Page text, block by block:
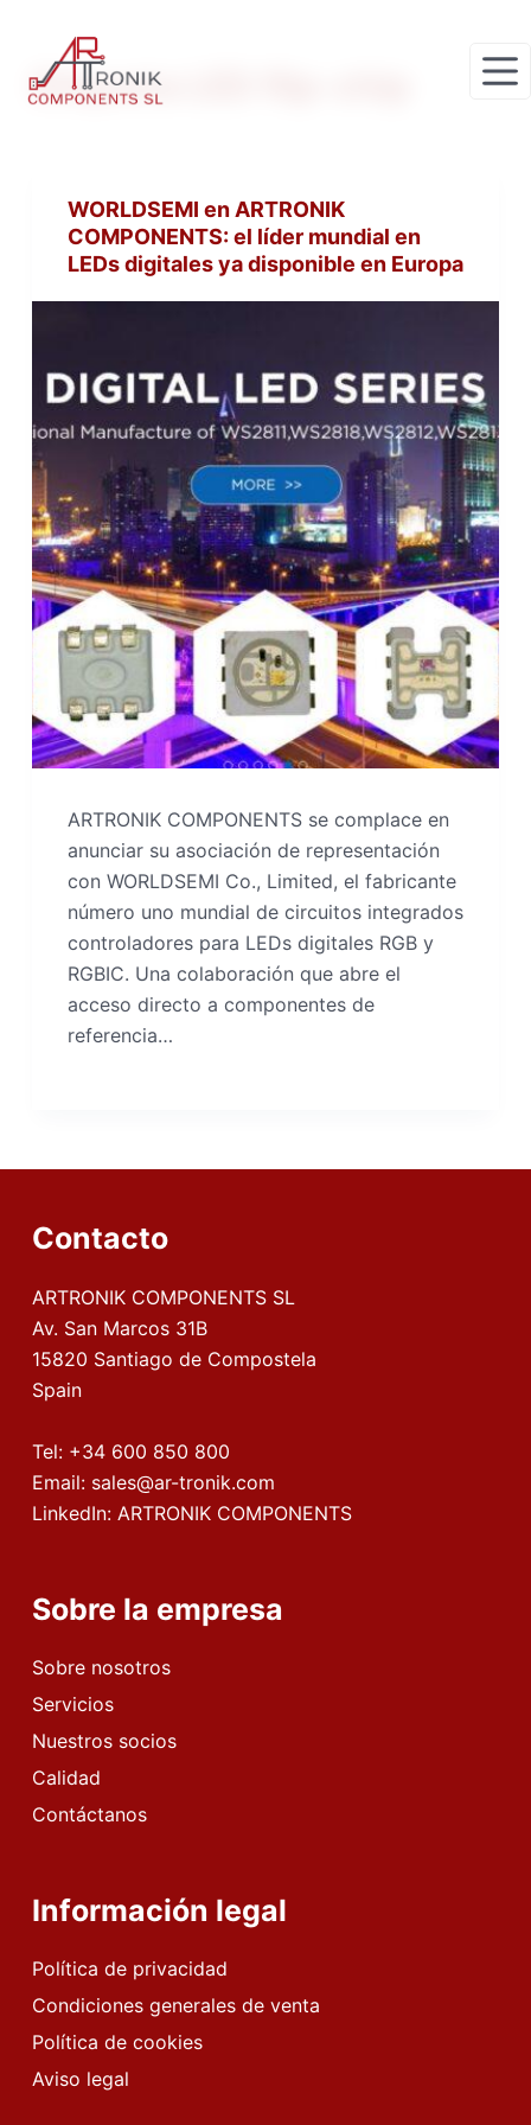
o
n
d
o
Etiqueta
WORLDSEMI en ARTRONIK
COMPONENTS: el líder mundial en
LEDs digitales ya disponible en Europa
ARTRONIK COMPONENTS se complace en
anunciar su asociación de representación
con WORLDSEMI Co., Limited, el fabricante
número uno mundial de circuitos integrados
controladores para LEDs digitales RGB y
RGBIC. Una colaboración que abre el
acceso directo a componentes de
referencia…
Contacto
ARTRONIK COMPONENTS SL
Av. San Marcos 31B
15820 Santiago de Compostela
Spain
Tel: +34 600 850 800
Email: sales@ar-tronik.com
LinkedIn: ARTRONIK COMPONENTS
Sobre la empresa
Sobre nosotros
Servicios
Nuestros socios
Calidad
Contáctanos
Información legal
Política de privacidad
Condiciones generales de venta
Política de cookies
Aviso legal